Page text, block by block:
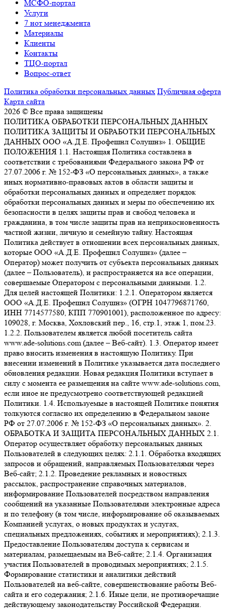
МСФО-портал
Услуги
7 нот менеджмента
Материалы
Клиенты
Контакты
ТЦО-портал
Вопрос-ответ
Политика обработки персональных данных Публичная оферта
Карта сайта
2026 © Все права защищены
ПОЛИТИКА ОБРАБОТКИ ПЕРСОНАЛЬНЫХ ДАННЫХ
ПОЛИТИКА ЗАЩИТЫ И ОБРАБОТКИ ПЕРСОНАЛЬНЫХ
ДАННЫХ ООО «А.Д.Е. Профешнл Солушнз» 1. ОБЩИЕ
ПОЛОЖЕНИЯ 1.1. Настоящая Политика составлена в
соответствии с требованиями Федерального закона РФ от
27.07.2006 г. № 152-ФЗ «О персональных данных», а также
иных нормативно-правовых актов в области защиты и
обработки персональных данных и определяет порядок
обработки персональных данных и меры по обеспечению их
безопасности в целях защиты прав и свобод человека и
гражданина, в том числе защиты прав на неприкосновенность
частной жизни, личную и семейную тайну. Настоящая
Политика действует в отношении всех персональных данных,
которые ООО «А.Д.Е. Профешнл Солушнз» (далее –
Оператор) может получить от субъекта персональных данных
(далее – Пользователь), и распространяется на все операции,
совершаемые Оператором с персональными данными. 1.2.
Для целей настоящей Политики: 1.2.1. Оператором является
ООО «А.Д.Е. Профешнл Солушнз» (ОГРН 1047796871760,
ИНН 7714577580, КПП 770901001), расположенное по адресу:
109028, г. Москва, Хохловский пер., 16, стр.1, этаж 1, пом.23.
1.2.2. Пользователем является любой посетитель сайта
www.ade-solutions.com (далее – Веб-сайт). 1.3. Оператор имеет
право вносить изменения в настоящую Политику. При
внесении изменений в Политике указывается дата последнего
обновления редакции. Новая редакция Политики вступает в
силу с момента ее размещения на сайте www.ade-solutions.com,
если иное не предусмотрено соответствующей редакцией
Политики. 1.4. Используемые в настоящей Политике понятия
толкуются согласно их определению в Федеральном законе
РФ от 27.07.2006 г. № 152-ФЗ «О персональных данных». 2.
ОБРАБОТКА И ЗАЩИТА ПЕРСОНАЛЬНЫХ ДАННЫХ 2.1.
Оператор осуществляет обработку персональных данных
Пользователей в следующих целях: 2.1.1. Обработка входящих
запросов и обращений, направляемых Пользователями через
Веб-сайт; 2.1.2. Проведение рекламных и новостных
рассылок, распространение справочных материалов,
информирование Пользователей посредством направления
сообщений на указанные Пользователями электронные адреса
и по телефону (в том числе, информирование об оказываемых
Компанией услугах, о новых продуктах и услугах,
специальных предложениях, событиях и мероприятиях); 2.1.3.
Предоставление Пользователям доступа к сервисам и
материалам, размещаемым на Веб-сайте; 2.1.4. Организация
участия Пользователей в проводимых мероприятиях; 2.1.5.
Формирование статистики и аналитики действий
Пользователей на веб-сайте, совершенствование работы Веб-
сайта и его содержания; 2.1.6. Иные цели, не противоречащие
действующему законодательству Российской Федерации.